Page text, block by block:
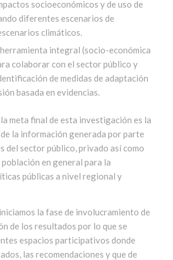
socioeconómicos y de uso de
diferentes escenarios de
climáticos.
integral (socio-económica
colaborar con el sector público y
de medidas de adaptación
basada en evidencias.
meta final de esta investigación es la
la información generada por parte
del sector público, privado así como
en general para la
públicas a nivel regional y
la fase de involucramiento de
de los resultados por lo que se
espacios participativos donde
las recomendaciones y que de